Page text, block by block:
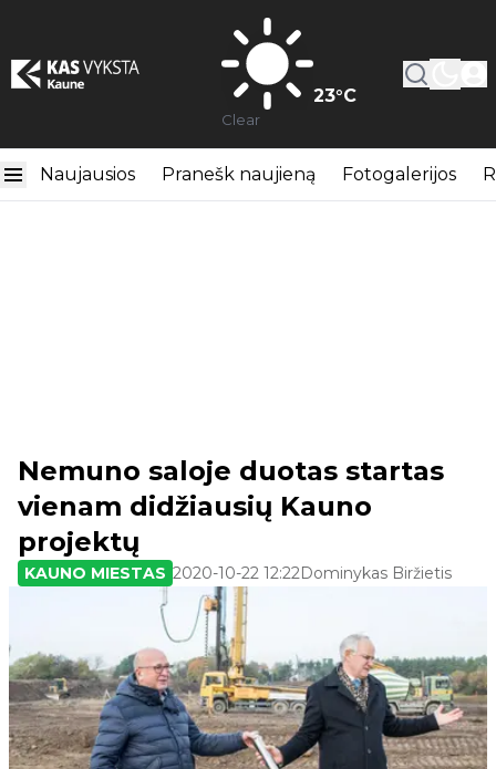
23°C
Clear
Naujausios Pranešk naujieną Fotogalerijos
Nemuno saloje duotas startas
vienam didžiausių Kauno
projektų
KAUNO MIESTAS 2020-10-22 12:22Dominykas Biržietis